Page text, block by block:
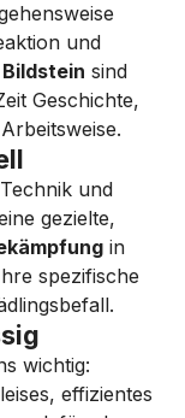
und
Bildstein sind
Geschichte,
und
gezielte,
in
spezifische
wichtig:
effizientes